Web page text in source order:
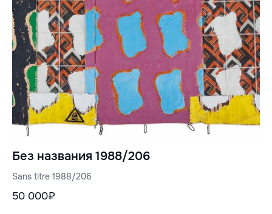
Без названия 1988/206
Sans titre 1988/206
50 000₽